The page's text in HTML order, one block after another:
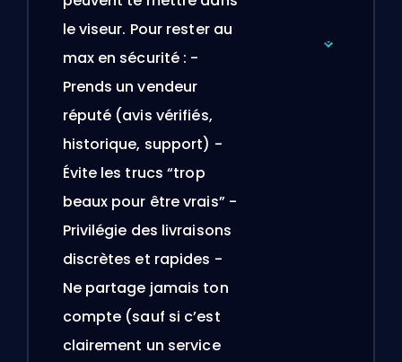
le viseur. Pour rester au
max en sécurité : -
Prends un vendeur
réputé (avis vérifiés,
historique, support) -
Évite les trucs “trop
beaux pour être vrais” -
Privilégie des livraisons
discrètes et rapides -
Ne partage jamais ton
compte (sauf si c’est
clairement un service